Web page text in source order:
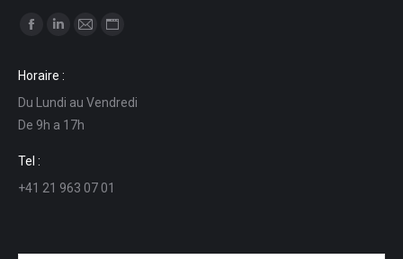
Ci puoi trovare su:
opens
in
new
window
opens
in
new
in
opens
Horaire :
Du Lundi au Vendredi
De 9h a 17h
Tel :
+41 21 963 07 01